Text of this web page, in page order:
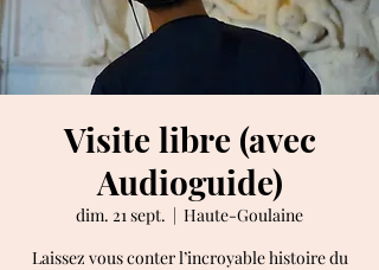
Visite libre (avec
Audioguide)
dim. 21 sept.
  |
Haute-Goulaine
Laissez vous conter l’incroyable histoire du